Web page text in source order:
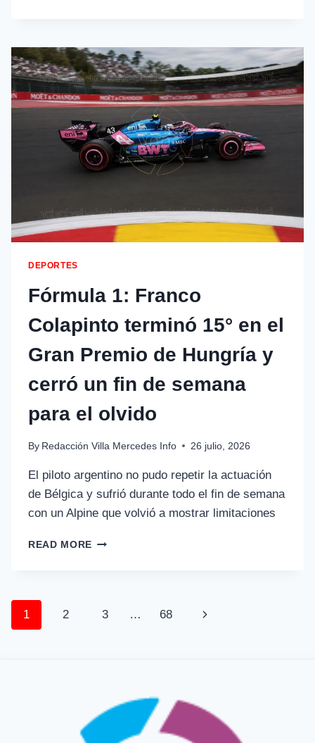
DEPORTES
Fórmula 1: Franco
Colapinto terminó 15° en el
Gran Premio de Hungría y
cerró un fin de semana
para el olvido
By Redacción Villa Mercedes Info 26 julio, 2026
El piloto argentino no pudo repetir la actuación
de Bélgica y sufrió durante todo el fin de semana
con un Alpine que volvió a mostrar limitaciones
READ MORE
1 2 3 … 68